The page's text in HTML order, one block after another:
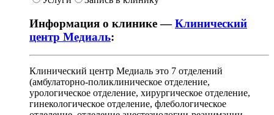
Информация о клинике —Клинический
центр Медиаль:
Клинический центр Медиаль это 7 отделений
(амбулаторно-поликлиническое отделение,
урологическое отделение, хирургическое отделение,
гинекологическое отделение, флебологическое